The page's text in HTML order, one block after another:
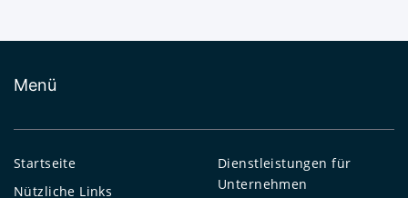
Menü
Startseite
Nützliche Links
Dienstleistungen für
Unternehmen